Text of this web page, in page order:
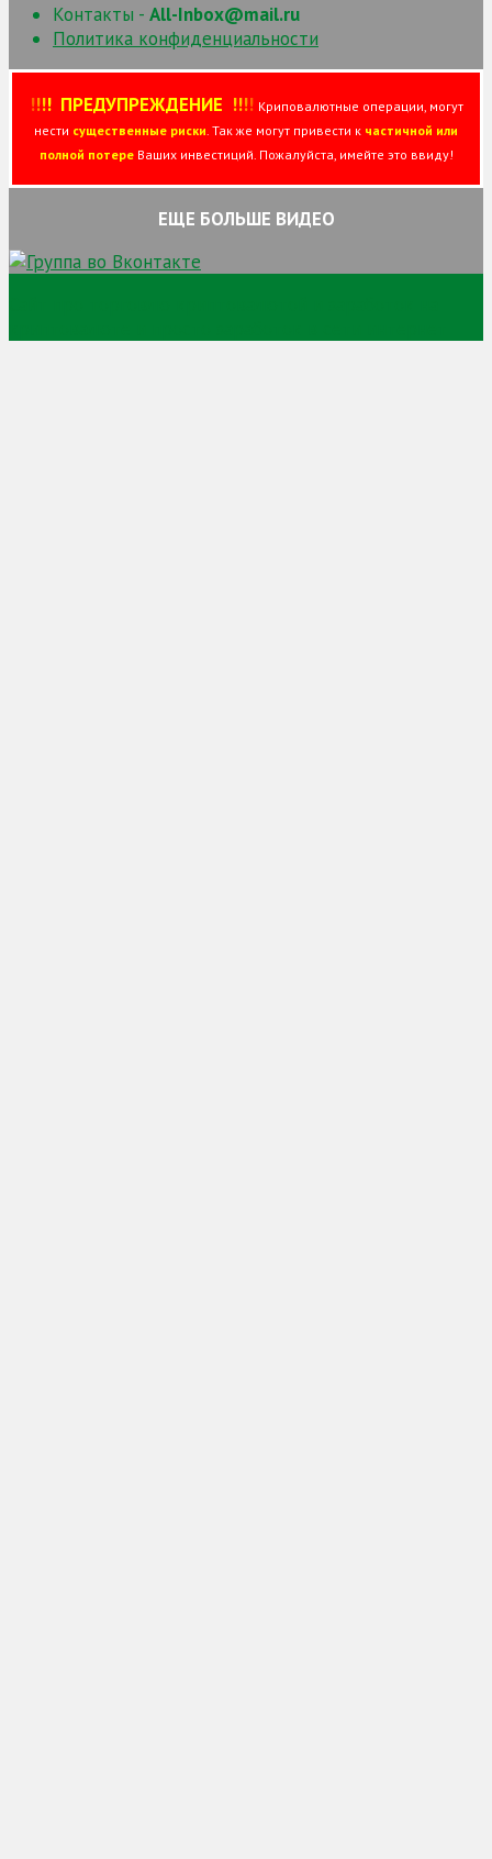
Контакты - All-Inbox@mail.ru
Политика конфиденциальности
!!!!ПРЕДУПРЕЖДЕНИЕ !!!! Криповалютные операции, могут
нести существенные риски . Так же могут привести к частичной или
полной потереВаших инвестиций. Пожалуйста, имейте это ввиду!
ЕЩЕ БОЛЬШЕ ВИДЕО